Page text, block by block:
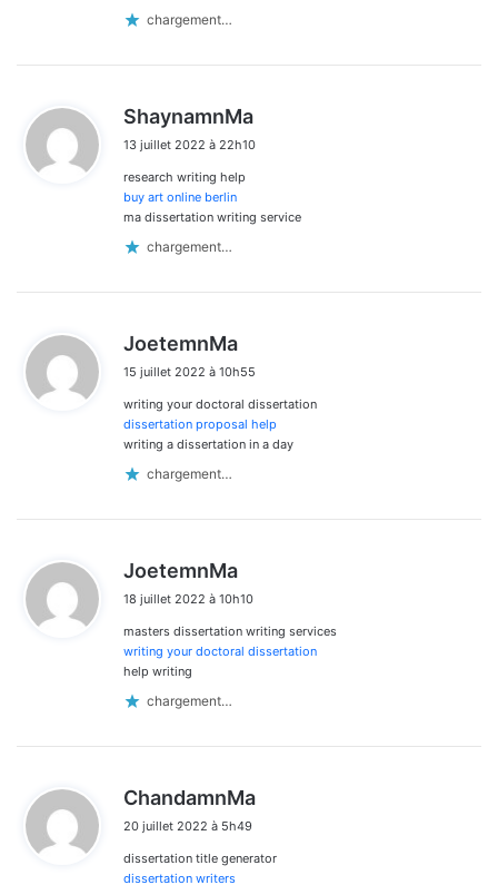
chargement…
ShaynamnMa
t
13 juillet 2022 à 22h10
research writing help
buy art online berlin
ma dissertation writing service
chargement…
JoetemnMa
t
:
15 juillet 2022 à 10h55
writing your doctoral dissertation
dissertation proposal help
writing a dissertation in a day
chargement…
JoetemnMa
t
:
18 juillet 2022 à 10h10
masters dissertation writing services
writing your doctoral dissertation
help writing
chargement…
ChandamnMa
20 juillet 2022 à 5h49
dissertation title generator
dissertation writers